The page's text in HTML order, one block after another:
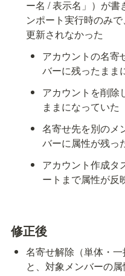
ー名 / 表示名」）が書
ンポート実行時のみ
更新されなかった
アカウントの名寄
バーに残ったまま
アカウントを削除
ままになっていた
名寄せ先を別のメ
バーに属性が残っ
アカウント作成タ
ートまで属性が反
修正後
名寄せ解除（単体・
と、対象メンバーの